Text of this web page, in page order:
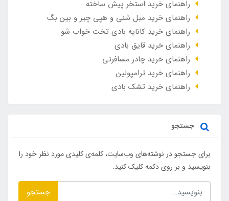
راهنمای خرید استخر پیش ساخته
راهنمای خرید مبل شنی و هپی چیر و بین بگ
راهنمای خرید کاناپه بادی تخت خواب شو
راهنمای خرید قایق بادی
راهنمای خرید چادر مسافرتی
راهنمای خرید ترامپولین
راهنمای خرید تشک بادی
جستجو
برای جستجو در نوشته‌های وب‌سایت، کلمه‌ی کلیدی مورد نظر خود را
بنویسید و بر روی دکمه کلیک کنید.
جستجو